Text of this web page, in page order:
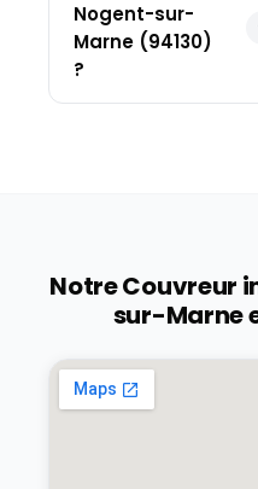
Nogent-sur-
Marne (94130)
?
Notre Couvreur
sur-Marne